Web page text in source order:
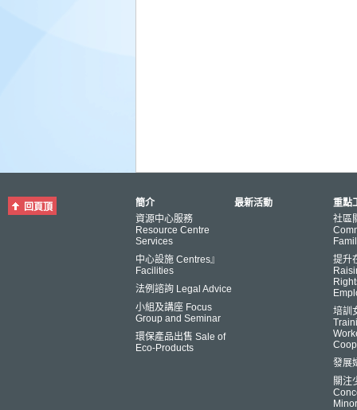
回頁頂
簡介
資源中心服務
Resource Centre
Services
中心設施 Centres』
Facilities
法例諮詢 Legal Advice
小組及講座 Focus
Group and Seminar
環保產品出售 Sale of
Eco-Products
最新活動
重點
社區
提升
培訓
發展
關注